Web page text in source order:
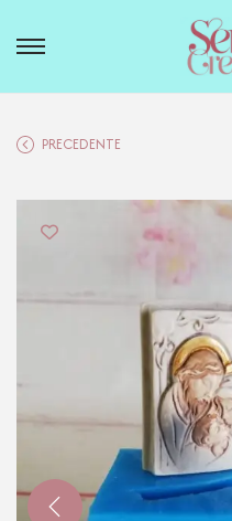
PRECEDENTE